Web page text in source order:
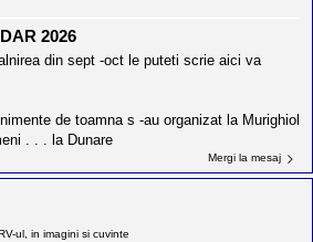
2026
din sept -oct le puteti scrie aici va
de toamna s -au organizat la Murighiol
. . . la Dunare
Mergi la mesaj
ul, in imagini si cuvinte